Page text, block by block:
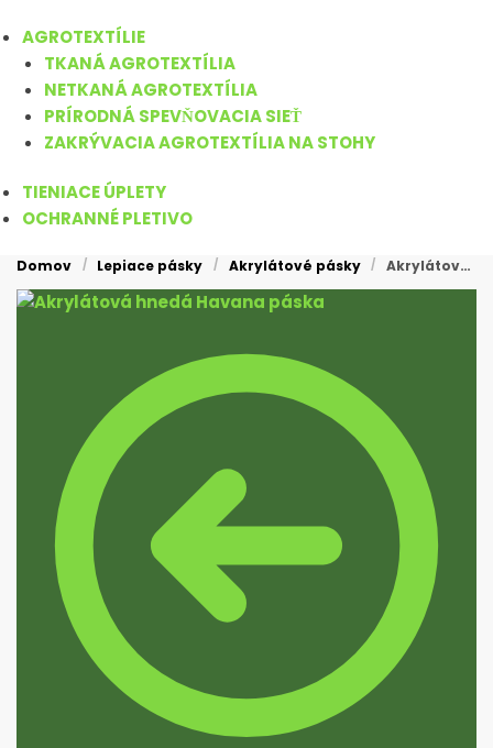
AGROTEXTÍLIE
TKANÁ AGROTEXTÍLIA
NETKANÁ AGROTEXTÍLIA
PRÍRODNÁ SPEVŇOVACIA SIEŤ
ZAKRÝVACIA AGROTEXTÍLIA NA STOHY
TIENIACE ÚPLETY
OCHRANNÉ PLETIVO
Domov / Lepiace pásky / Akrylátové pásky / Akrylátová hnedá Havana páska